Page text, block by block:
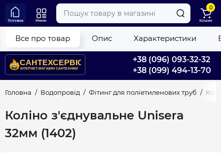
+38 (096) 093-32-32
+38 (099) 494-13-70
Головна Меню
0
Кошик
Головна Водопровід Фітинг для поліетиленових труб
Коліно з'єднувальне Unisera
32мм (1402)
Все про товар Опис Характеристики